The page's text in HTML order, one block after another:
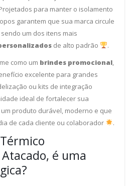
para manter o isolamento
garantem que sua marca circule
um dos itens mais
de alto padrão
.
como um brindes promocional
excelente para grandes
ou kits de integração
ideal de fortalecer sua
produto durável, moderno e que
de cada cliente ou colaborador
.
é uma